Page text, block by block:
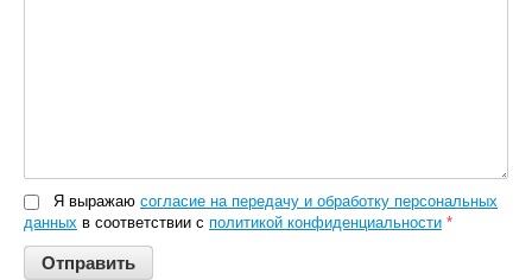
Я выражаю согласие на передачу и обработку персональных
данных в соответствии с политикой конфиденциальности *